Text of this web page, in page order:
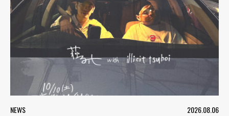
NEWS 2026.08.06